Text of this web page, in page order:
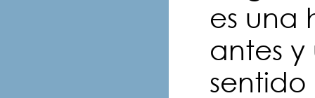
es una
antes